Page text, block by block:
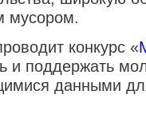
мусором.
конкурс «
и поддержать
данными